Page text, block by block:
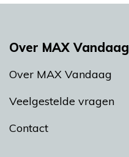
Over MAX Vandaag
Over MAX Vandaag
Veelgestelde vragen
Contact